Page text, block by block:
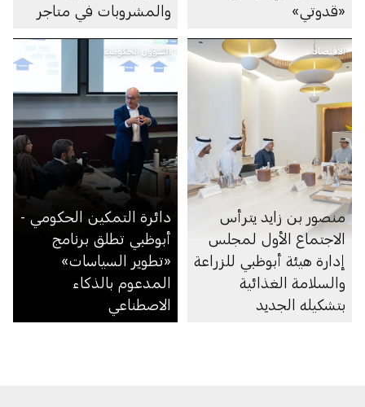
«قدوتي»
والمشروبات في متاجر
الإلكترونية
الاقتصاد
منصور بن زايد يترأس
الاجتماع الأول لمجلس
إدارة هيئة أبوظبي للزراعة
والسلامة الغذائية
بتشكيله الجديد
الشؤون الحكومية
دائرة التمكين الحكومي -
أبوظبي تطلق برنامج
«تطوير السياسات»
المدعوم بالذكاء
الاصطناعي